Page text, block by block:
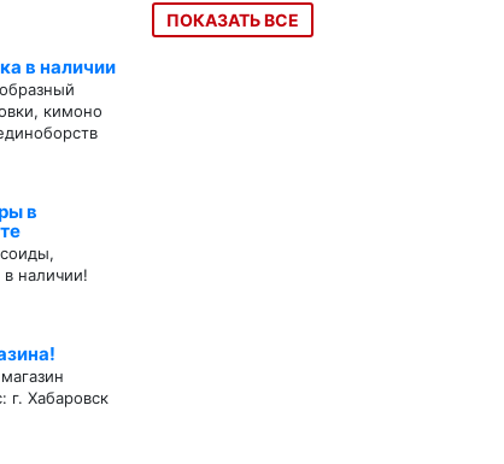
в наличии
кимоно
в
наличии!
г. Хабаровск
ПОКАЗАТЬ ВСЕ